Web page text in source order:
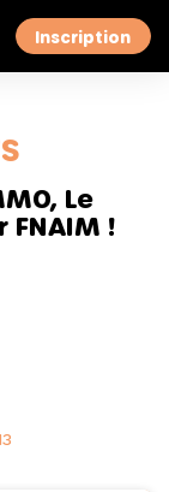
Inscription
Le
!